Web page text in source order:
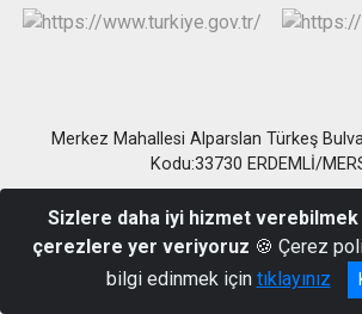
Merkez Mahallesi Alparslan Türkeş
Kodu:33730 ERDEMLİ/
56
Sizlere daha iyi hizmet
çerezlere yer veriyoruz 🍪 Çerez
bilgi edinmek için tıklayınız